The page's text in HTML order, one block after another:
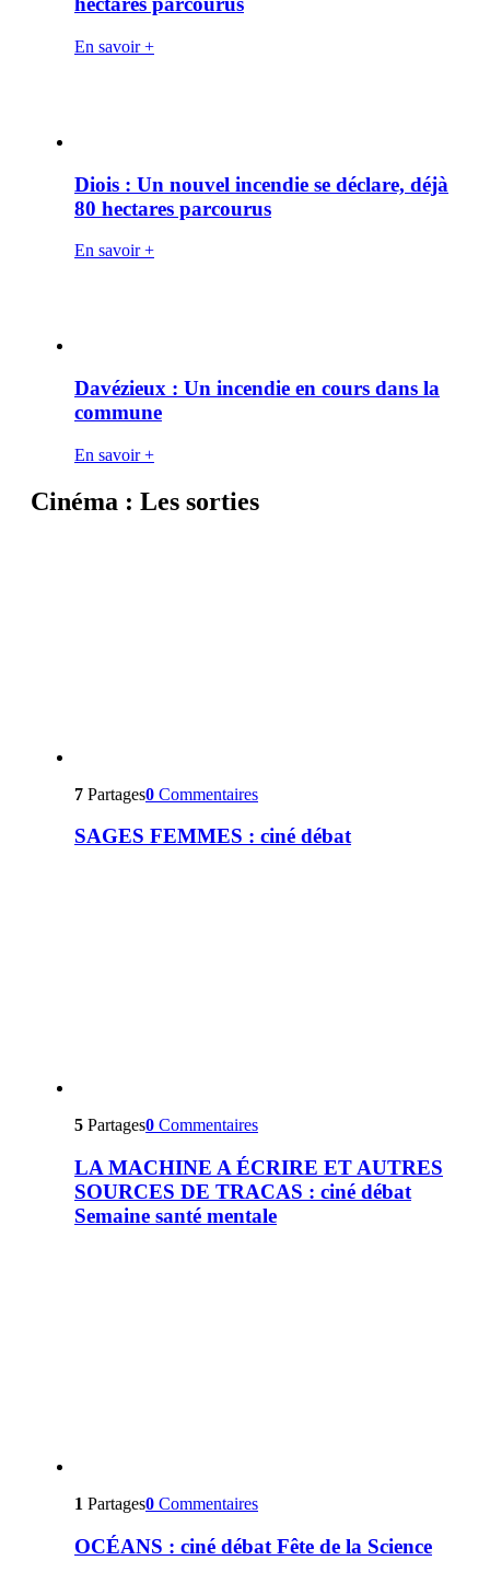
En savoir +
Diois : Un nouvel incendie se déclare, déjà
80 hectares parcourus
En savoir +
Davézieux : Un incendie en cours dans la
commune
En savoir +
Cinéma : Les sorties
7 Partages0 Commentaires
SAGES FEMMES : ciné débat
5 Partages0 Commentaires
LA MACHINE A ÉCRIRE ET AUTRES
SOURCES DE TRACAS : ciné débat
Semaine santé mentale
1 Partages0 Commentaires
OCÉANS : ciné débat Fête de la Science